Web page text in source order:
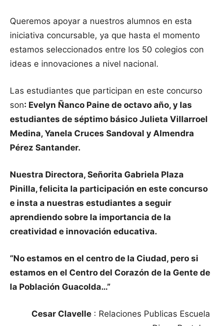
Queremos apoyar a nuestros alumnos en esta
iniciativa concursable, ya que hasta el momento
estamos seleccionados entre los 50 colegios con
ideas e innovaciones a nivel nacional.
Las estudiantes que participan en este concurso
son: Evelyn Ñanco Paine de octavo año, y las
estudiantes de séptimo básico Julieta Villarroel
Medina, Yanela Cruces Sandoval y Almendra
Pérez Santander.
Nuestra Directora, Señorita Gabriela Plaza
Pinilla, felicita la participación en este concurso
e insta a nuestras estudiantes a seguir
aprendiendo sobre la importancia de la
creatividad e innovación educativa.
“No estamos en el centro de la Ciudad, pero si
estamos en el Centro del Corazón de la Gente de
la Población Guacolda…”
Cesar Clavelle : Relaciones Publicas Escuela